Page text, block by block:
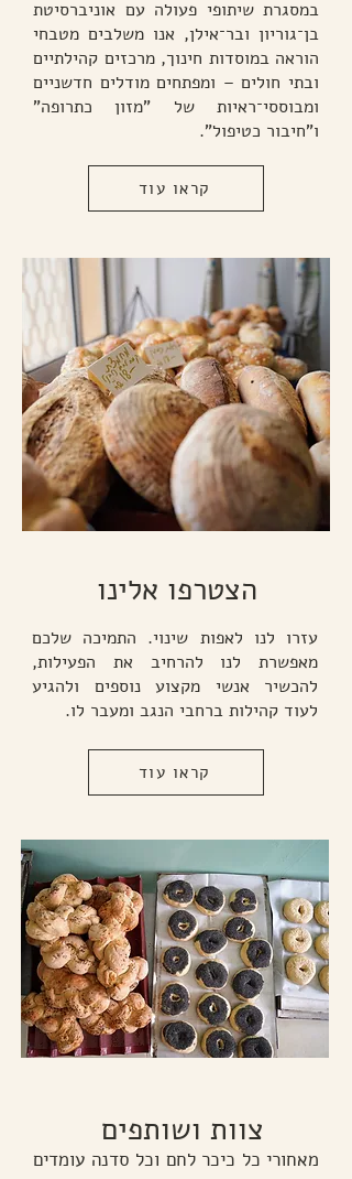
במסגרת שיתופי פעולה עם אוניברסיטת
בן־גוריון ובר־אילן, אנו משלבים מטבחי
הוראה במוסדות חינוך, מרכזים קהילתיים
ובתי חולים – ומפתחים מודלים חדשניים
ומבוססי־ראיות של "מזון כתרופה"
ו"חיבור כטיפול".
קראו עוד
הצטרפו אלינו
עזרו לנו לאפות שינוי. התמיכה שלכם
מאפשרת לנו להרחיב את הפעילות,
להכשיר אנשי מקצוע נוספים ולהגיע
לעוד קהילות ברחבי הנגב ומעבר לו.
קראו עוד
צוות ושותפים
מאחורי כל כיכר לחם וכל סדנה עומדים